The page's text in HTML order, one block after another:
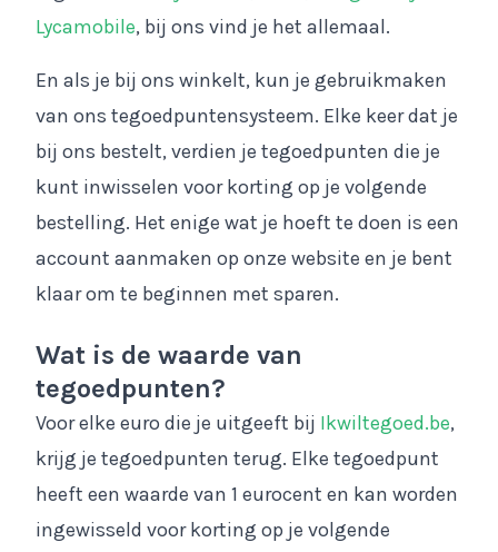
Lycamobile, bij ons vind je het allemaal.
En als je bij ons winkelt, kun je gebruikmaken
van ons tegoedpuntensysteem. Elke keer dat je
bij ons bestelt, verdien je tegoedpunten die je
kunt inwisselen voor korting op je volgende
bestelling. Het enige wat je hoeft te doen is een
account aanmaken op onze website en je bent
klaar om te beginnen met sparen.
Wat is de waarde van
tegoedpunten?
Voor elke euro die je uitgeeft bij Ikwiltegoed.be,
krijg je tegoedpunten terug. Elke tegoedpunt
heeft een waarde van 1 eurocent en kan worden
ingewisseld voor korting op je volgende